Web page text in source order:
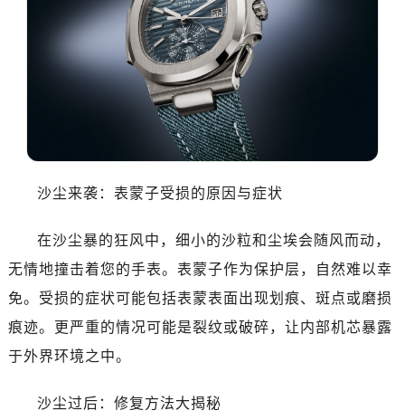
沙尘来袭：表蒙子受损的原因与症状
在沙尘暴的狂风中，细小的沙粒和尘埃会随风而动，
无情地撞击着您的手表。表蒙子作为保护层，自然难以幸
免。受损的症状可能包括表蒙表面出现划痕、斑点或磨损
痕迹。更严重的情况可能是裂纹或破碎，让内部机芯暴露
于外界环境之中。
沙尘过后：修复方法大揭秘